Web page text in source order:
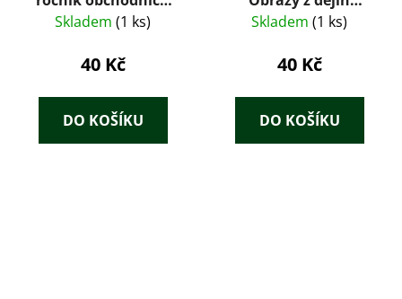
akademií
Skladem (1 ks)
40 Kč
DO KOŠÍKU
středověkých a
třídy škol středních -
Skladem (1 ks)
40 Kč
DO KOŠÍKU